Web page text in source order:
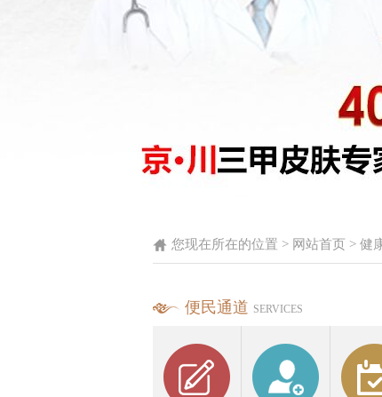
您现在所在的位置 > 网站首页 > 健
便民通道 SERVICES